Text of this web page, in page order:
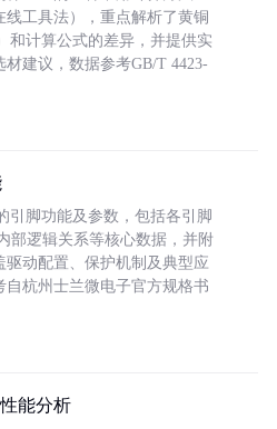
线工具法），重点解析了黄铜
和计算公式的差异，并提供实
建议，数据参考GB/T 4423-
引脚功能及参数，包括各引脚
部逻辑关系等核心数据，并附
动配置、保护机制及典型应
杭州士兰微电子官方规格书
能分析